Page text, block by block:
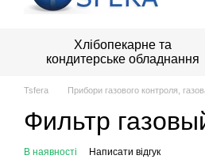
Хлібопекарне та
кондитерське обладнання
Tsfera Прибори газового контроля,
Фильтр
В наявності Написати відгук